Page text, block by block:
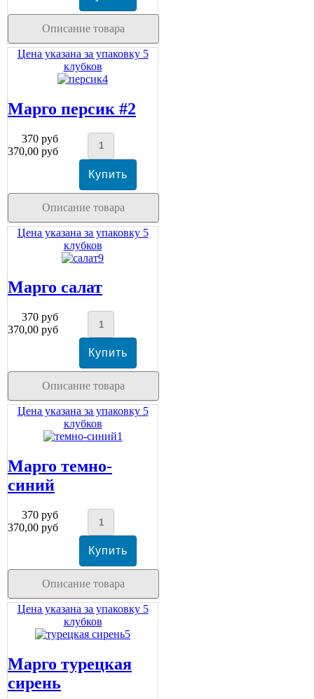
Описание товара
Цена указана за упаковку 5
клубков
Марго персик #2
370 руб
370,00 руб
Описание товара
Цена указана за упаковку 5
клубков
Марго салат
370 руб
370,00 руб
Описание товара
Цена указана за упаковку 5
клубков
Марго темно-
синий
370 руб
370,00 руб
Описание товара
Цена указана за упаковку 5
клубков
Марго турецкая
сирень